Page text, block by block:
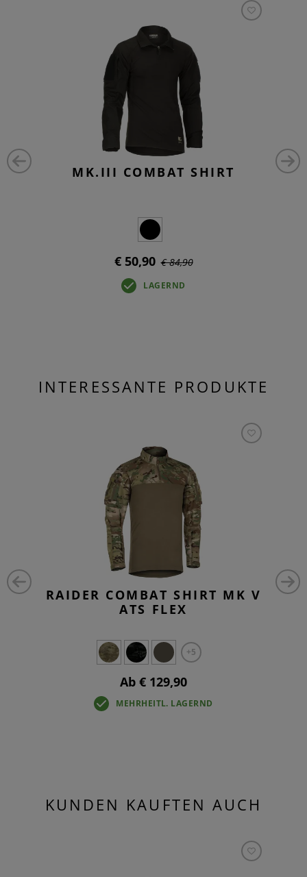
MK.III COMBAT SHIRT
€ 50,90 € 84,90
LAGERND
INTERESSANTE PRODUKTE
RAIDER COMBAT SHIRT MK V
ATS FLEX
+5
Ab € 129,90
MEHRHEITL. LAGERND
KUNDEN KAUFTEN AUCH